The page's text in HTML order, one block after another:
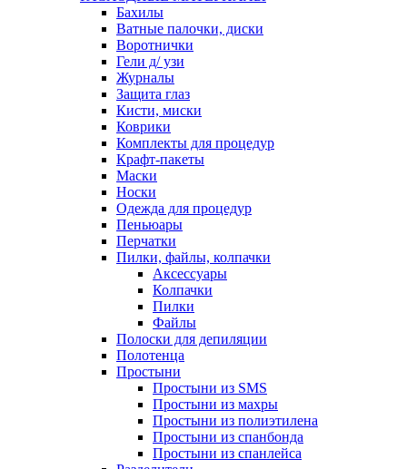
Бахилы
Ватные палочки, диски
Воротнички
Гели д/ узи
Журналы
Защита глаз
Кисти, миски
Коврики
Комплекты для процедур
Крафт-пакеты
Маски
Носки
Одежда для процедур
Пеньюары
Перчатки
Пилки, файлы, колпачки
Аксессуары
Колпачки
Пилки
Файлы
Полоски для депиляции
Полотенца
Простыни
Простыни из SMS
Простыни из махры
Простыни из полиэтилена
Простыни из спанбонда
Простыни из спанлейса